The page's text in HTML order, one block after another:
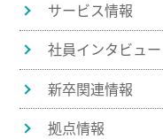
サービス情報
社員インタビュー
新卒関連情報
拠点情報